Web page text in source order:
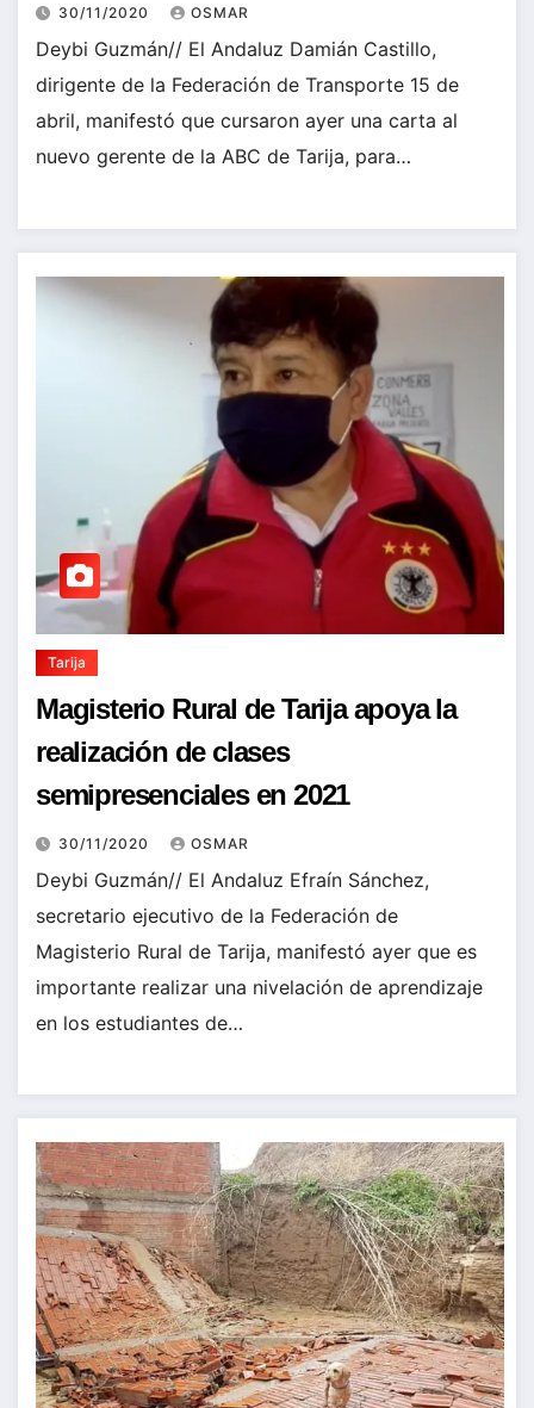
30/11/2020 OSMAR
Deybi Guzmán// El Andaluz Damián Castillo,
dirigente de la Federación de Transporte 15 de
abril, manifestó que cursaron ayer una carta al
nuevo gerente de la ABC de Tarija, para…
Tarija
Magisterio Rural de Tarija apoya la
realización de clases
semipresenciales en 2021
30/11/2020 OSMAR
Deybi Guzmán// El Andaluz Efraín Sánchez,
secretario ejecutivo de la Federación de
Magisterio Rural de Tarija, manifestó ayer que es
importante realizar una nivelación de aprendizaje
en los estudiantes de…